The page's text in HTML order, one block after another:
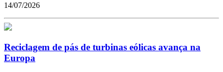
14/07/2026
Reciclagem de pás de turbinas eólicas avança na
Europa